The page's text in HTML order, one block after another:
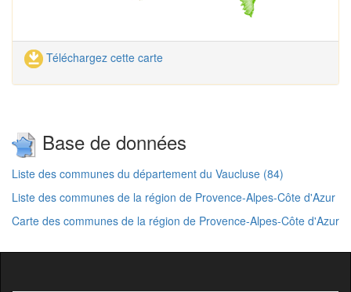
Téléchargez cette carte
Base de données
Liste des communes du département du Vaucluse (84)
Liste des communes de la région de Provence-Alpes-Côte d'Azur
Carte des communes de la région de Provence-Alpes-Côte d'Azur